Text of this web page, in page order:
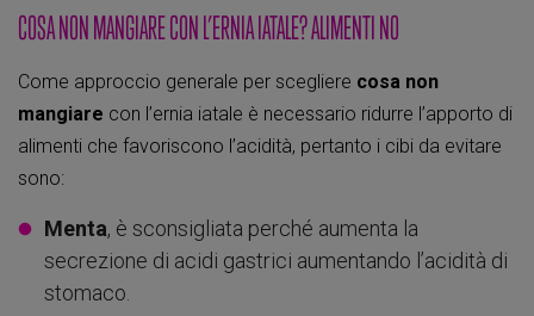
COSA NON MANGIARE CON L’ERNIA IATALE? ALIMENTI NO
Come approccio generale per scegliere cosa non
mangiare con l’ernia iatale è necessario ridurre l’apporto di
alimenti che favoriscono l’acidità, pertanto i cibi da evitare
sono:
Menta, è sconsigliata perché aumenta la
secrezione di acidi gastrici aumentando l’acidità di
stomaco.